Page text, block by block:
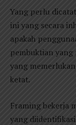
Yang perlu
ini yang secara
apakah
pembuktian
yang
ketat.
Framing bekerja
yang